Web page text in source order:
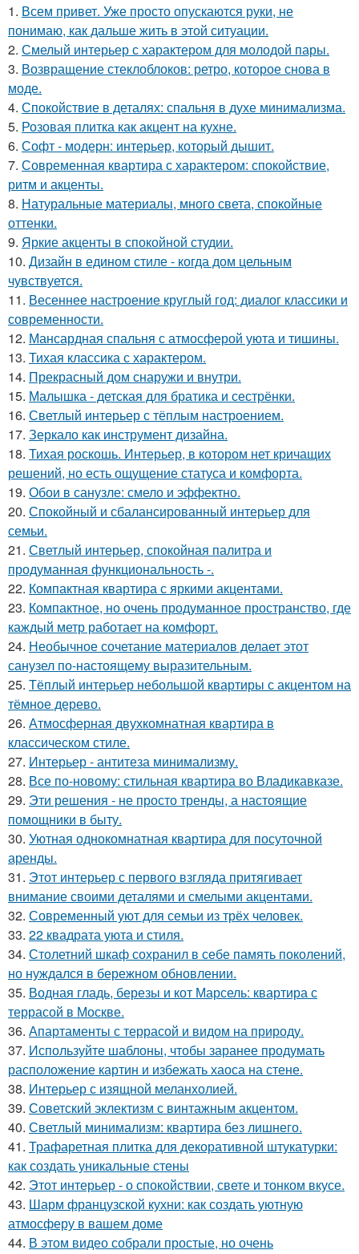
1. Всем привет. Уже просто опускаются руки, не
понимаю, как дальше жить в этой ситуации.
2. Смелый интерьер с характером для молодой пары.
3. Возвращение стеклоблоков: ретро, которое снова в
моде.
4. Спокойствие в деталях: спальня в духе минимализма.
5. Розовая плитка как акцент на кухне.
6. Софт - модерн: интерьер, который дышит.
7. Современная квартира с характером: спокойствие,
ритм и акценты.
8. Натуральные материалы, много света, спокойные
оттенки.
9. Яркие акценты в спокойной студии.
10. Дизайн в едином стиле - когда дом цельным
чувствуется.
11. Весеннее настроение круглый год: диалог классики и
современности.
12. Мансардная спальня с атмосферой уюта и тишины.
13. Тихая классика с характером.
14. Прекрасный дом снаружи и внутри.
15. Малышка - детская для братика и сестрёнки.
16. Светлый интерьер с тёплым настроением.
17. Зеркало как инструмент дизайна.
18. Тихая роскошь. Интерьер, в котором нет кричащих
решений, но есть ощущение статуса и комфорта.
19. Обои в санузле: смело и эффектно.
20. Спокойный и сбалансированный интерьер для
семьи.
21. Светлый интерьер, спокойная палитра и
продуманная функциональность -.
22. Компактная квартира с яркими акцентами.
23. Компактное, но очень продуманное пространство, где
каждый метр работает на комфорт.
24. Необычное сочетание материалов делает этот
санузел по-настоящему выразительным.
25. Тёплый интерьер небольшой квартиры с акцентом на
тёмное дерево.
26. Атмосферная двухкомнатная квартира в
классическом стиле.
27. Интерьер - антитеза минимализму.
28. Все по-новому: стильная квартира во Владикавказе.
29. Эти решения - не просто тренды, а настоящие
помощники в быту.
30. Уютная однокомнатная квартира для посуточной
аренды.
31. Этот интерьер с первого взгляда притягивает
внимание своими деталями и смелыми акцентами.
32. Современный уют для семьи из трёх человек.
33. 22 квадрата уюта и стиля.
34. Столетний шкаф сохранил в себе память поколений,
но нуждался в бережном обновлении.
35. Водная гладь, березы и кот Марсель: квартира с
террасой в Москве.
36. Апартаменты с террасой и видом на природу.
37. Используйте шаблоны, чтобы заранее продумать
расположение картин и избежать хаоса на стене.
38. Интерьер с изящной меланхолией.
39. Советский эклектизм с винтажным акцентом.
40. Светлый минимализм: квартира без лишнего.
41. Трафаретная плитка для декоративной штукатурки:
как создать уникальные стены
42. Этот интерьер - о спокойствии, свете и тонком вкусе.
43. Шарм французской кухни: как создать уютную
атмосферу в вашем доме
44. В этом видео собрали простые, но очень